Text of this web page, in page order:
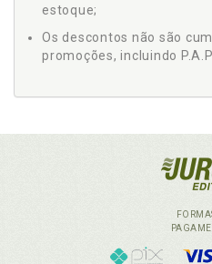
estoque;
Os descontos não são
promoções, incluindo